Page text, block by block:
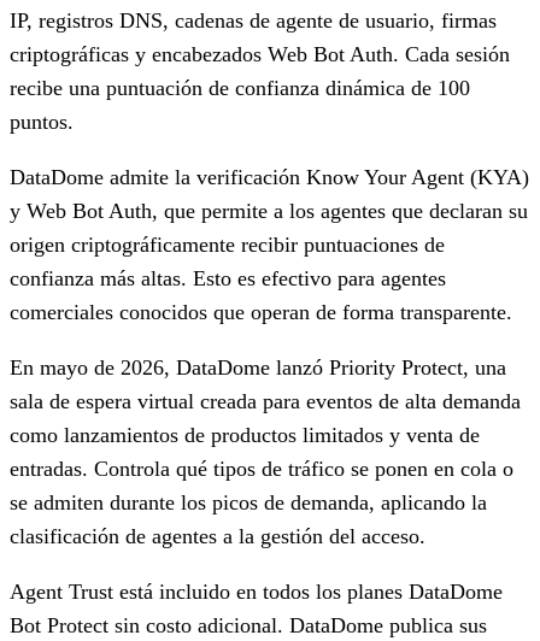
IP, registros DNS, cadenas de agente de usuario, firmas
criptográficas y encabezados Web Bot Auth. Cada sesión
recibe una puntuación de confianza dinámica de 100
puntos.
DataDome admite la verificación Know Your Agent (KYA)
y Web Bot Auth, que permite a los agentes que declaran su
origen criptográficamente recibir puntuaciones de
confianza más altas. Esto es efectivo para agentes
comerciales conocidos que operan de forma transparente.
En mayo de 2026, DataDome lanzó Priority Protect, una
sala de espera virtual creada para eventos de alta demanda
como lanzamientos de productos limitados y venta de
entradas. Controla qué tipos de tráfico se ponen en cola o
se admiten durante los picos de demanda, aplicando la
clasificación de agentes a la gestión del acceso.
Agent Trust está incluido en todos los planes DataDome
Bot Protect sin costo adicional. DataDome publica sus